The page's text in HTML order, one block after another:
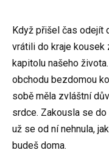
Když přišel čas odejít
vrátili do kraje kousek
kapitolu našeho
obchodu bezdomou
sobě měla zvláštní
srdce. Zakousla se do
už se od ní nehnula,
budeš doma.